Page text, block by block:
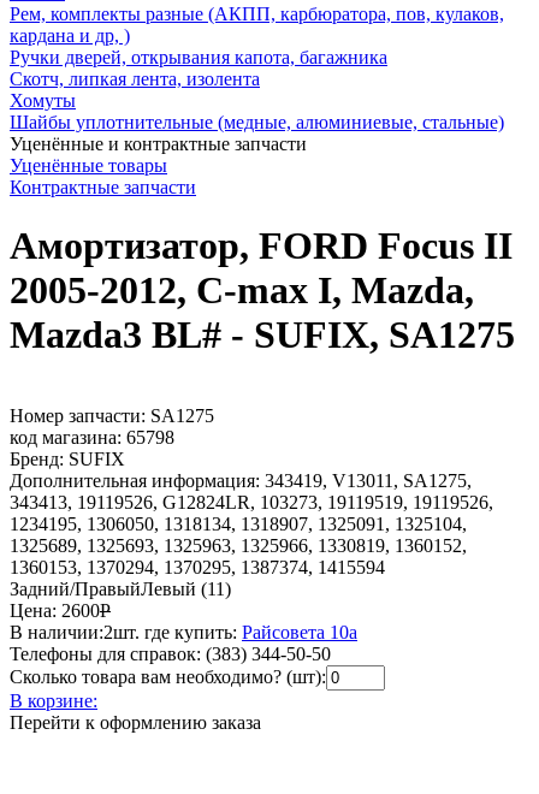
Рем, комплекты разные (АКПП, карбюратора, пов, кулаков,
кардана и др, )
Ручки дверей, открывания капота, багажника
Скотч, липкая лента, изолента
Хомуты
Шайбы уплотнительные (медные, алюминиевые, стальные)
Уценённые и контрактные запчасти
Уценённые товары
Контрактные запчасти
Амортизатор, FORD Focus II
2005-2012, C-max I, Mazda,
Mazda3 BL# - SUFIX, SA1275
Номер запчасти: SA1275
код магазина: 65798
Бренд: SUFIX
Дополнительная информация: 343419, V13011, SA1275,
343413, 19119526, G12824LR, 103273, 19119519, 19119526,
1234195, 1306050, 1318134, 1318907, 1325091, 1325104,
1325689, 1325693, 1325963, 1325966, 1330819, 1360152,
1360153, 1370294, 1370295, 1387374, 1415594
Задний/ПравыйЛевый (11)
Цена: 2600Р
В наличии:2шт. где купить: Райсовета 10а
Телефоны для справок: (383) 344-50-50
Сколько товара вам необходимо? (шт):
В корзине:
Перейти к оформлению заказа